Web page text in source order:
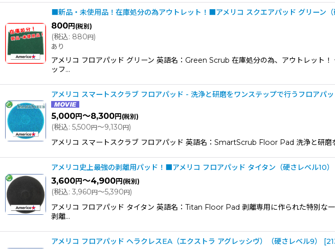
フロアパッドの色、意味あるの？
■新品・未使用品！在庫処分の為アウトレット！■アメリコ スクエアパッド グリーン
800円 (税別)
(税込: 880円)
あり
アメリコ フロアパッド グリーン 英語名：Green Scrub 在庫処分の為、アウトレット
ッフ…
アメリコ スマートスクラブ フロアパッド - 洗浄と研磨をワンステップで行うフロアパッ
5,000円～8,300円 (税別)
(税込: 5,500円～9,130円)
アメリコ スマートスクラブ フロアパッド 英語名：SmartScrub Floor Pad 洗浄と研
アメリコ史上最強の剥離用パッド！■アメリコ フロアパッド タイタン（硬さレベル10）
3,600円～4,900円 (税別)
(税込: 3,960円～5,390円)
アメリコ フロアパッド タイタン 英語名：Titan Floor Pad 剥離専用に作られた特別
剥離…
アメリコ フロアパッド ヘラクレスEA（エクストラ アグレッシヴ）（硬さレベル9） [